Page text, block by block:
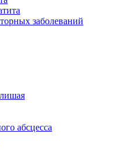
заболеваний
абсцесса